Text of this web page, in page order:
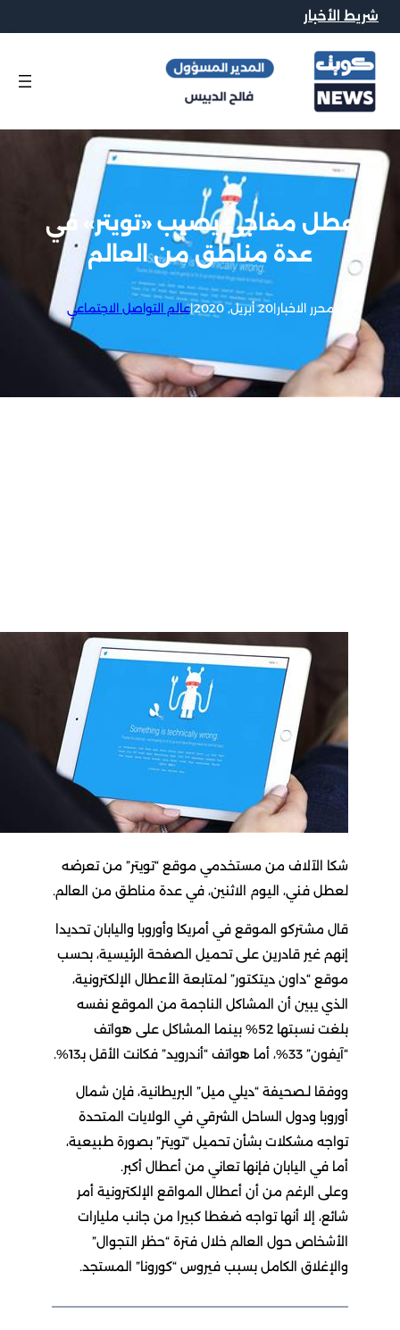
شريط الأخبار
عطل مفاجئ يصيب «تويتر» في
عدة مناطق من العالم
محرر الاخبار|20 أبريل, 2020 |عالم التواصل الاجتماعي
شكا الآلاف من مستخدمي موقع “تويتر” من تعرضه
لعطل فني، اليوم الاثنين، في عدة مناطق من العالم.
قال مشتركو الموقع في أمريكا وأوروبا واليابان تحديدا
إنهم غير قادرين على تحميل الصفحة الرئيسية، بحسب
موقع “داون ديتكتور” لمتابعة الأعطال الإلكترونية،
الذي يبين أن المشاكل الناجمة من الموقع نفسه
بلغت نسبتها 52% بينما المشاكل على هواتف
“آيفون” 33%، أما هواتف “أندرويد” فكانت الأقل بـ13%.
ووفقا لـصحيفة “ديلي ميل” البريطانية، فإن شمال
أوروبا ودول الساحل الشرقي في الولايات المتحدة
تواجه مشكلات بشأن تحميل “تويتر” بصورة طبيعية،
أما في اليابان فإنها تعاني من أعطال أكبر.
وعلى الرغم من أن أعطال المواقع الإلكترونية أمر
شائع، إلا أنها تواجه ضغطا كبيرا من جانب مليارات
الأشخاص حول العالم خلال فترة “حظر التجوال”
والإغلاق الكامل بسبب فيروس “كورونا” المستجد.